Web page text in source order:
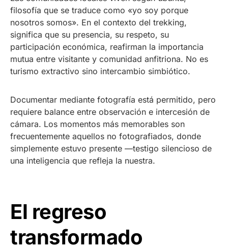
filosofía que se traduce como «yo soy porque
nosotros somos». En el contexto del trekking,
significa que su presencia, su respeto, su
participación económica, reafirman la importancia
mutua entre visitante y comunidad anfitriona. No es
turismo extractivo sino intercambio simbiótico.
Documentar mediante fotografía está permitido, pero
requiere balance entre observación e intercesión de
cámara. Los momentos más memorables son
frecuentemente aquellos no fotografiados, donde
simplemente estuvo presente —testigo silencioso de
una inteligencia que refleja la nuestra.
El regreso
transformado